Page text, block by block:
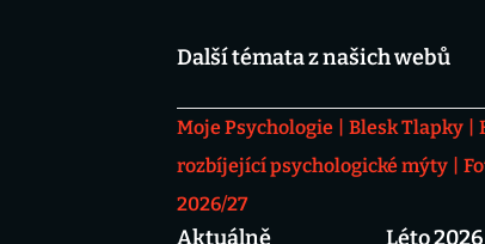
Další témata z našich webů
Moje Psychologie Blesk Tlapky
rozbíjející psychologické mýty
2026/27
Aktuálně Léto 2026